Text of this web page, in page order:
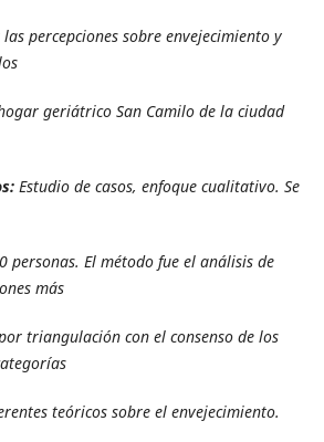
percepciones sobre envejecimiento y
geriátrico San Camilo de la ciudad
Estudio de casos, enfoque cualitativo. Se
personas. El método fue el análisis de
más
triangulación con el consenso de los
teóricos sobre el envejecimiento.